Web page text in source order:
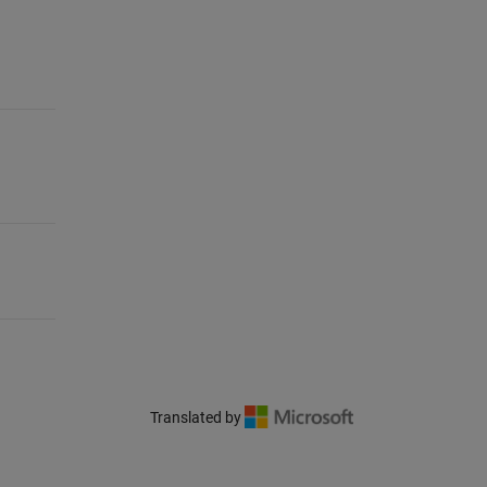
Translated by